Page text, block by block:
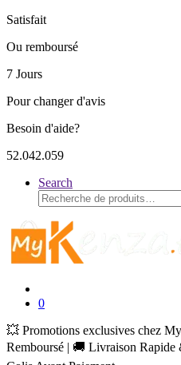
Satisfait
Ou remboursé
7 Jours
Pour changer d'avis
Besoin d'aide?
52.042.059
Search
Recherche
pour :
0
💥 Promotions exclusives chez
Remboursé | 🚚 Livraison